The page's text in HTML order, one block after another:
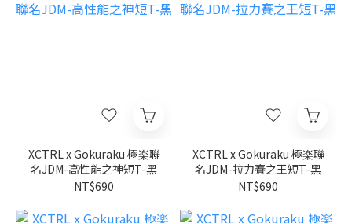
XCTRL x Gokuraku 極楽聯
名JDM-高性能之神短T-黑
NT$690
XCTRL x Gokuraku 極楽聯
名JDM-拉力賽之王短T-黑
NT$690